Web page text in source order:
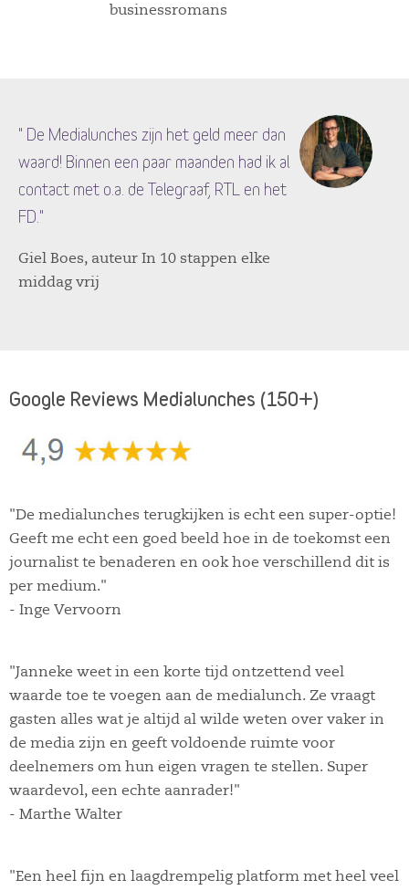
businessromans
" De Medialunches zijn het geld meer dan
waard! Binnen een paar maanden had ik al
contact met o.a. de Telegraaf, RTL en het
FD."
Giel Boes, auteur In 10 stappen elke
middag vrij
Google Reviews Medialunches (150+)
"De medialunches terugkijken is echt een super-optie!
Geeft me echt een goed beeld hoe in de toekomst een
journalist te benaderen en ook hoe verschillend dit is
per medium."
- Inge Vervoorn
"Janneke weet in een korte tijd ontzettend veel
waarde toe te voegen aan de medialunch. Ze vraagt
gasten alles wat je altijd al wilde weten over vaker in
de media zijn en geeft voldoende ruimte voor
deelnemers om hun eigen vragen te stellen. Super
waardevol, een echte aanrader!"
- Marthe Walter
"Een heel fijn en laagdrempelig platform met heel veel